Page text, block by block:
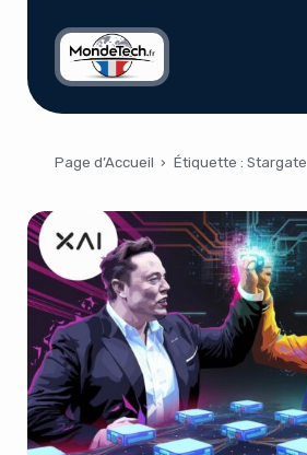
Page d’Accueil › Étiquette : Stargate